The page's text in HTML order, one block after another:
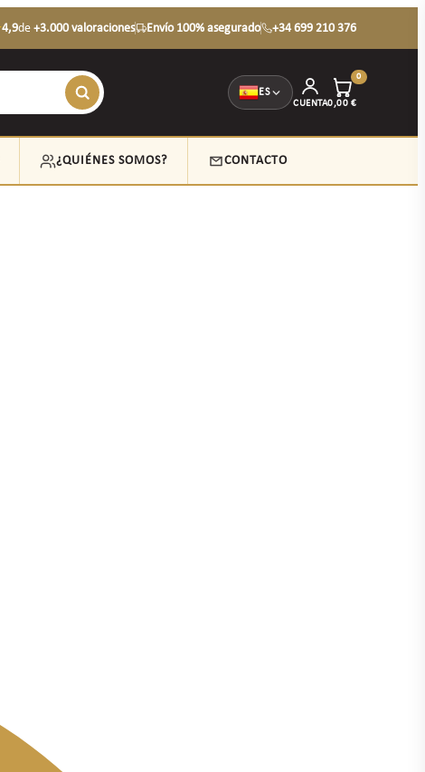
4,9de +3.000 valoraciones Envío 100% asegurado +34 699 210 376
ES
CUENTA
0
0,00 €
¿QUIÉNES SOMOS? CONTACTO